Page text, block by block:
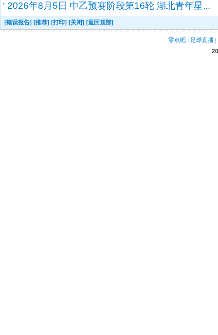
2026年8月5日 中乙预赛阶段第16轮 湖北青年星...
[错误报告] [推荐] [打印] [关闭] [返回顶部]
零点吧 | 足球直播 |